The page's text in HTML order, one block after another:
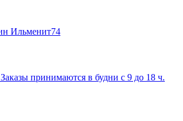
Заказы принимаются в будни с 9 до 18 ч.